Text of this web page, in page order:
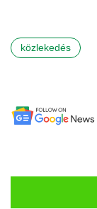
közlekedés